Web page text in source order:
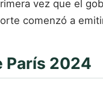
vez que el
comenzó a
París 2024